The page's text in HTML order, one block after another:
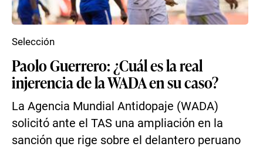
Paolo Guerrero: ¿Cuál es la real
injerencia de la WADA en su caso?
La Agencia Mundial Antidopaje (WADA)
solicitó ante el TAS una ampliación en la
sanción que rige sobre el delantero peruano
Selección